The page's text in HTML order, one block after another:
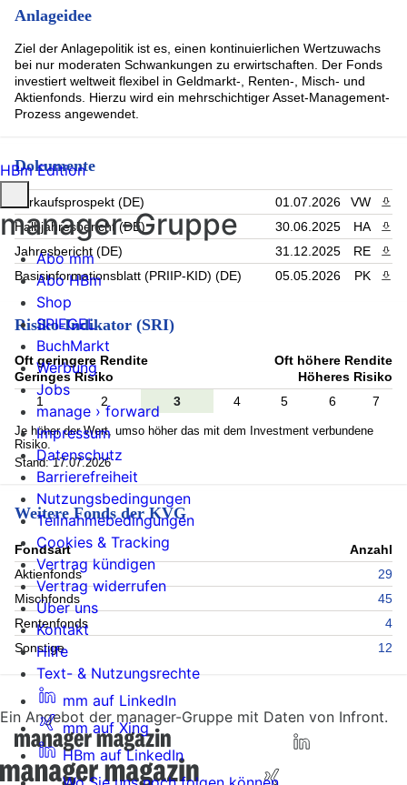
Anlageidee
Ziel der Anlagepolitik ist es, einen kontinuierlichen Wertzuwachs
bei nur moderaten Schwankungen zu erwirtschaften. Der Fonds
investiert weltweit flexibel in Geldmarkt-, Renten-, Misch- und
Aktienfonds. Hierzu wird ein mehrschichtiger Asset-Management-
Prozess angewendet.
Dokumente
Verkaufsprospekt (DE) 01.07.2026 VW
Halbjahresbericht (DE)
30.06.2025 HA
Jahresbericht (DE)
31.12.2025 RE
Basisinformationsblatt (PRIIP-KID) (DE)
05.05.2026 PK
Risiko-Indikator (SRI)
Oft geringere Rendite
Geringes Risiko
Oft höhere Rendite
Höheres Risiko
1
2 3 4 5 6 7
Je höher der Wert, umso höher das mit dem Investment verbundene
Risiko.
Stand: 17.07.2026
Weitere Fonds der KVG
Fondsart
Anzahl
Aktienfonds
29
Mischfonds
45
Rentenfonds
4
Sonstige
12
Ein Angebot der manager-Gruppe mit Daten von Infront.
HBm Edition
manager-Gruppe
Abo mm
Abo HBm
Shop
SPIEGEL
BuchMarkt
Werbung
Jobs
manage › forward
Impressum
Datenschutz
Barrierefreiheit
Nutzungsbedingungen
Teilnahmebedingungen
Cookies & Tracking
Vertrag kündigen
Vertrag widerrufen
Über uns
Kontakt
Hilfe
Text- & Nutzungsrechte
mm auf LinkedIn
mm auf Xing
HBm auf LinkedIn